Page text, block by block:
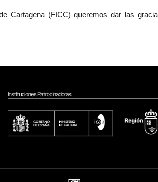
Cartagena (FICC) queremos dar las